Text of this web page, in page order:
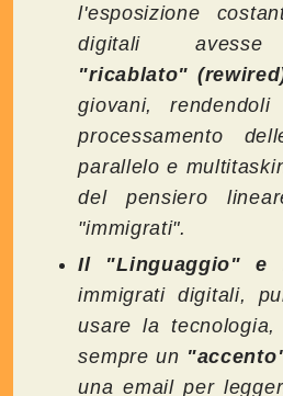
l'esposizione
digitali avesse
"ricablato"
giovani,
processamento
parallelo e
del pensiero
"immigrati".
Il "Linguaggio" e
immigrati digitali,
usare la tecnologia,
sempre un
una email per